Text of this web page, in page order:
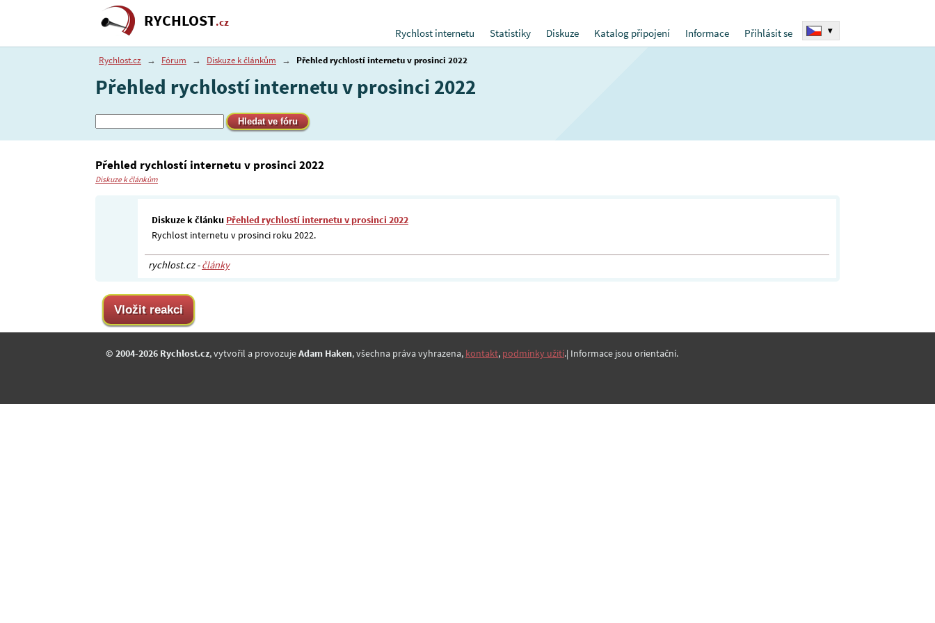
RYCHLOST.cz
Rychlost internetu
Statistiky Diskuze Katalog připojení Informace Přihlásit se ▾
Rychlost.cz → Fórum → Diskuze k článkům → Přehled rychlostí internetu v prosinci 2022
Přehled rychlostí internetu v prosinci 2022
Přehled rychlostí internetu v prosinci 2022
Diskuze k článkům
Diskuze k článku Přehled rychlostí internetu v prosinci 2022
Rychlost internetu v prosinci roku 2022.
rychlost.cz -články
© 2004-2026 Rychlost.cz, vytvořil a provozujeAdam Haken, všechna práva vyhrazena, kontakt, podmínky užití.| Informace jsou orientační.